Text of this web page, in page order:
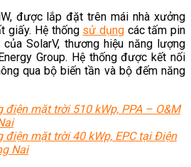
được lắp đặt trên mái nhà xưởng
giấy. Hệ thống sử dụngcác tấm pin
SolarV, thương hiệu năng lượng
Group. Hệ thống được kết nối
qua bộ biến tần và bộ đếm năng
điện mặt trời 510 kWp, PPA – O&M
điện mặt trời 40 kWp, EPC tại Điện
Nai